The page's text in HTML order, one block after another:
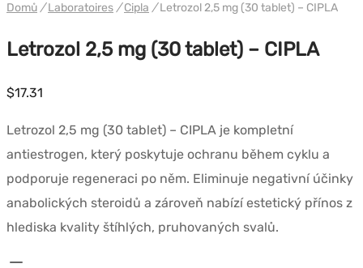
Domů / Laboratoires / Cipla /Letrozol 2,5 mg (30 tablet) – CIPLA
Letrozol 2,5 mg (30 tablet) – CIPLA
$17.31
Letrozol 2,5 mg (30 tablet) – CIPLA je kompletní
antiestrogen, který poskytuje ochranu během cyklu a
podporuje regeneraci po něm. Eliminuje negativní účinky
anabolických steroidů a zároveň nabízí estetický přínos z
hlediska kvality štíhlých, pruhovaných svalů.